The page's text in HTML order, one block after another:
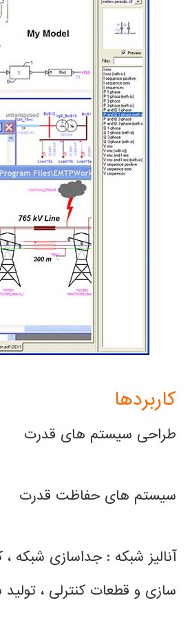
کاربردها
طراحی سیستم های قدرت
سیستم های حفاظت قدرت
آنالیز شبکه : جداسازی شبکه
سازی و قطعات کنترلی ، تولید